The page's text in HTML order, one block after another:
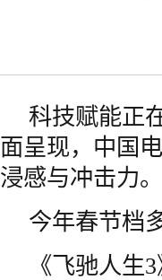
科技赋能正
面呈现，中国
浸感与冲击力。
今年春节档
《飞驰人生